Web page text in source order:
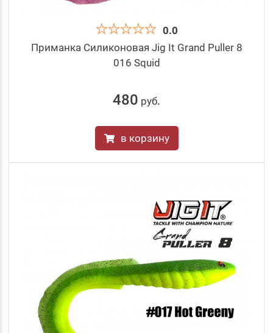
0.0
Приманка Силиконовая Jig It Grand Puller 8
016 Squid
480 руб.
в корзину